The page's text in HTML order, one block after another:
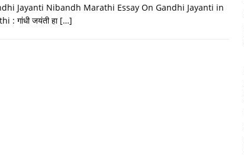
h
a
i
n
h
a
Jayanti Nibandh Marathi Essay On Gandhi Jayanti in
: गांधी जयंती हा […]